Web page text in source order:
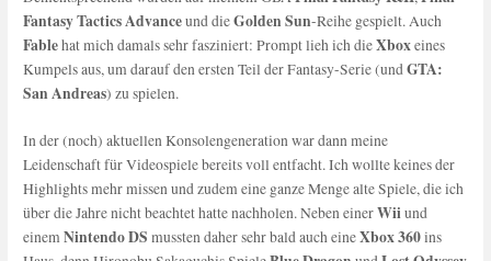
Fantasy Tactics Advanceund dieGolden Sun-Reihe gespielt. Auch
Fablehat mich damals sehr fasziniert: Prompt lieh ich dieXboxeines
Kumpels aus, um darauf den ersten Teil der Fantasy-Serie (undGTA:
San Andreas) zu spielen.
In der (noch) aktuellen Konsolengeneration war dann meine
Leidenschaft für Videospiele bereits voll entfacht. Ich wollte keines der
Highlights mehr missen und zudem eine ganze Menge alte Spiele, die ich
über die Jahre nicht beachtet hatte nachholen. Neben einerWiiund
einemNintendo DS mussten daher sehr bald auch eineXbox 360ins